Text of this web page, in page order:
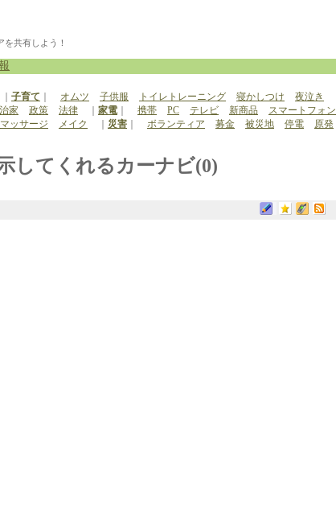
共有しよう！
子育て オムツ 子供服 トイレトレーニング 寝かしつけ
夜泣き
家 政策 法律 家電 携帯 PC テレビ 新商品
スマートフォン
マッサージ メイク 災害 ボランティア 募金 被災地 停電 原発
してくれるカーナビ(0)